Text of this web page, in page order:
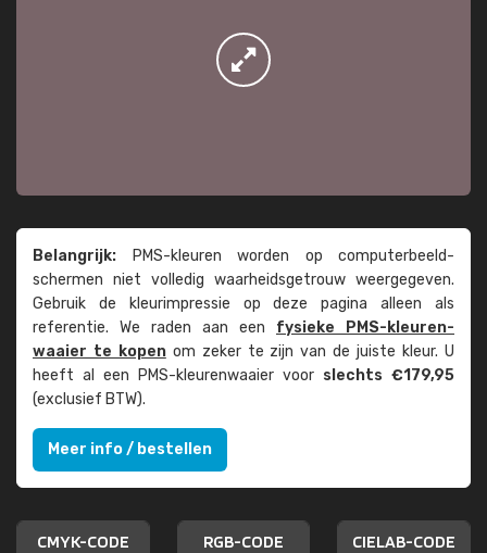
Belangrijk: PMS-kleuren worden op computer­beeld­
schermen niet volledig waarheids­­getrouw weer­gegeven.
Gebruik de kleur­impressie op deze pagina alleen als
referentie. We raden aan een fysieke PMS-kleuren­
waaier te kopenom zeker te zijn van de juiste kleur. U
heeft al een PMS-kleuren­waaier voor slechts €179,95
(exclusief BTW).
Meer info / bestellen
CMYK-CODE RGB-CODE CIELAB-CODE